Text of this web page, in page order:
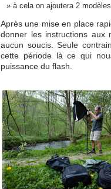
à cela on ajoutera 2
Après une mise en place
donner les instructions aux
aucun soucis. Seule
cette période là ce qui
puissance du flash.